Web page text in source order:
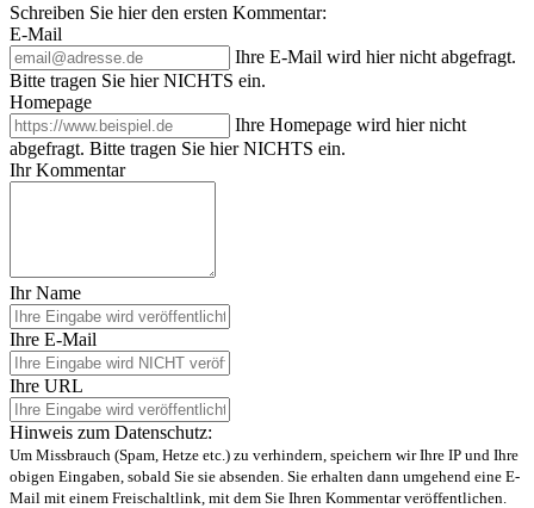
Schreiben Sie hier den ersten Kommentar:
E-Mail
Ihre E-Mail wird hier nicht abgefragt.
Bitte tragen Sie hier NICHTS ein.
Homepage
Ihre Homepage wird hier nicht
abgefragt. Bitte tragen Sie hier NICHTS ein.
Ihr Kommentar
Ihr Name
Ihre E-Mail
Ihre URL
Hinweis zum Datenschutz:
Um Missbrauch (Spam, Hetze etc.) zu verhindern, speichern wir Ihre IP und Ihre
obigen Eingaben, sobald Sie sie absenden. Sie erhalten dann umgehend eine E-
Mail mit einem Freischaltlink, mit dem Sie Ihren Kommentar veröffentlichen.